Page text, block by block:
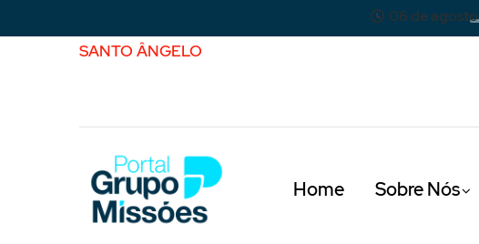
SANTO ÂNGELO
06 de
Home Sobre Nós